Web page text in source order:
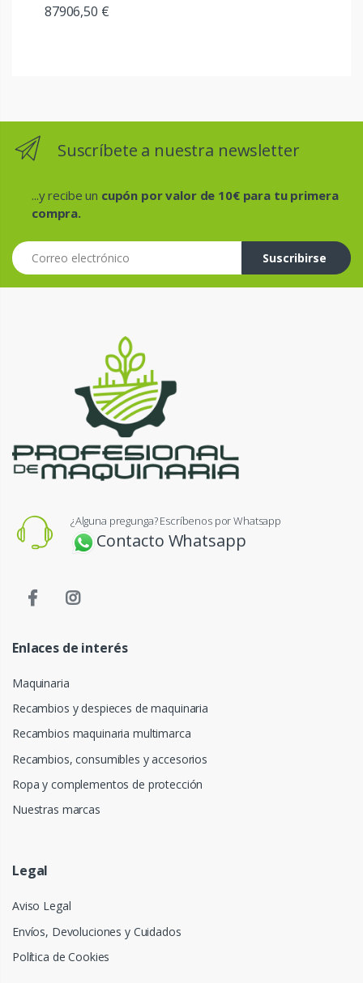
87906,50 €
Suscríbete a nuestra newsletter
...y recibe un cupón por valor de 10€ para tu primera
compra.
Correo electrónico
Suscribirse
¿Alguna pregunga? Escríbenos por Whatsapp
Contacto Whatsapp
Enlaces de interés
Maquinaria
Recambios y despieces de maquinaria
Recambios maquinaria multimarca
Recambios, consumibles y accesorios
Ropa y complementos de protección
Nuestras marcas
Legal
Aviso Legal
Envíos, Devoluciones y Cuidados
Política de Cookies